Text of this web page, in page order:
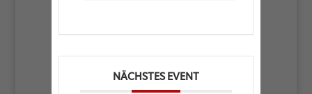
NÄCHSTES EVENT